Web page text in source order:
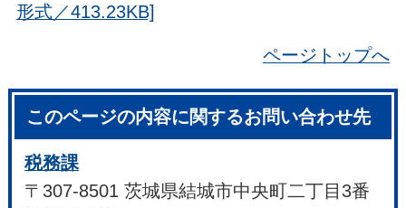
形式／413.23KB]
ページトップへ
このページの内容に関するお問い合わせ先
税務課
〒307-8501 茨城県結城市中央町二丁目3番